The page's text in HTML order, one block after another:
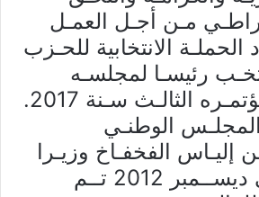
مـن أجـل العمـل
الحملـة الانتخابية للحـزب
2011 وانتخـب رئيسـا لمجلسـه
الوطنـي فـي مؤتمـره الثالـث سـنة 2017.
المجلـس الوطنـي
إليـاس الفخفـاخ وزيـرا
للسـياحة وفــي ديســمبر 2012 تــم